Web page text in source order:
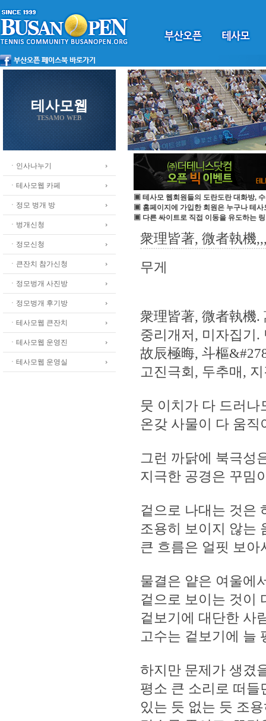
테사모웹
TESAMO WEB
ㆍ인사나누기
ㆍ테사모웹 카페
ㆍ정모 벙개 방
ㆍ벙개신청
ㆍ정모신청
ㆍ큰잔치 참가신청
ㆍ정모벙개 사진방
ㆍ정모벙개 후기방
ㆍ테사모웹 큰잔치
ㆍ테사모웹 운영진
ㆍ테사모웹 운영실
▣ 테사모 웹회원들의 도란도란 대화방,
▣ 홈페이지에 가입한 회원은 누구나 테사
▣ 다른 싸이트로 직접 이동을 유도하는
衆理皆著, 微者執機
무게
衆理皆著, 微者執機.
중리개저, 미자집기.
故辰極晦, 斗樞
고진극회, 두추매,
뭇 이치가 다 드러나
온갖 사물이 다 움직
그런 까닭에 북극성
지극한 공경은 꾸밈
겉으로 나대는 것은
조용히 보이지 않는
큰 흐름은 얼핏 보아
물결은 얕은 여울에
겉으로 보이는 것이
겉보기에 대단한 사
고수는 겉보기에 늘
하지만 문제가 생겼
평소 큰 소리로 떠들
있는 듯 없는 듯 조